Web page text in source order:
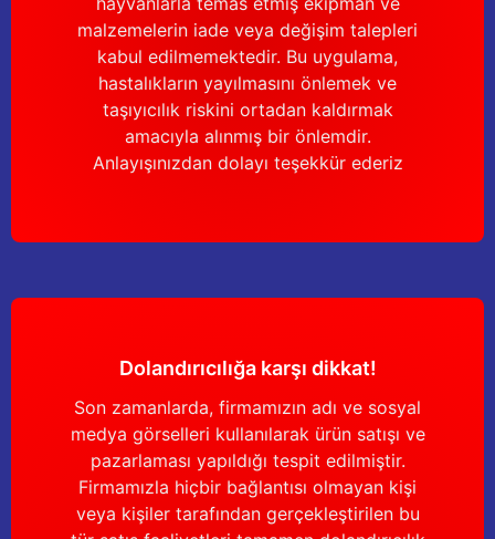
malzemelerin iade veya değişim talepleri
kabul edilmemektedir. Bu uygulama,
hastalıkların yayılmasını önlemek ve
taşıyıcılık riskini ortadan kaldırmak
amacıyla alınmış bir önlemdir.
Anlayışınızdan dolayı teşekkür ederiz
Dolandırıcılığa karşı dikkat!
Son zamanlarda, firmamızın adı ve sosyal
medya görselleri kullanılarak ürün satışı ve
pazarlaması yapıldığı tespit edilmiştir.
Firmamızla hiçbir bağlantısı olmayan kişi
veya kişiler tarafından gerçekleştirilen bu